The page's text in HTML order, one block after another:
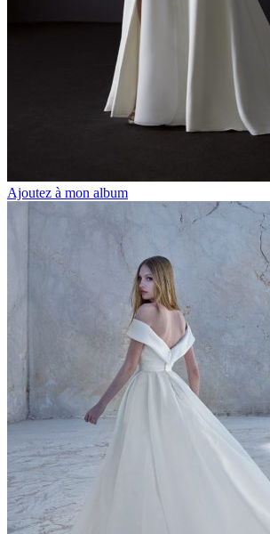
Ajoutez à mon album